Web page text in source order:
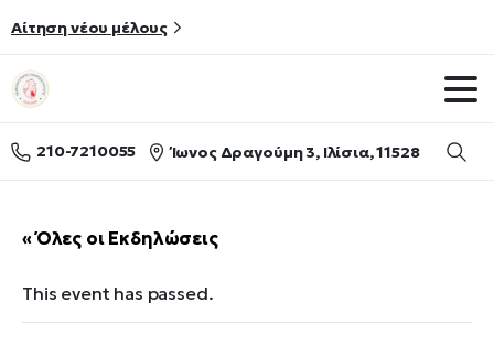
Αίτηση νέου μέλους
210-7210055 Ίωνος Δραγούμη 3, Ιλίσια, 11528
« Όλες οι Εκδηλώσεις
This event has passed.